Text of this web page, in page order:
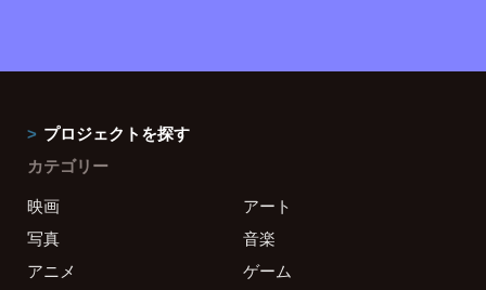
プロジェクトを探す
カテゴリー
映画
アート
写真
音楽
アニメ
ゲーム